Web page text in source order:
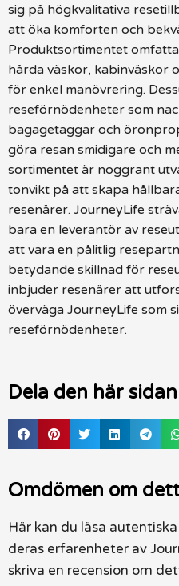
sig på högkvalitativa
att öka komforten och
Produktsortimentet
hårda väskor, kabinväskor
för enkel manövrering.
reseförnödenheter som
bagagetaggar och
göra resan smidigare och
sortimentet är noggrant
tonvikt på att skapa
resenärer. JourneyLife
bara en leverantör av
att vara en pålitlig
betydande skillnad för
inbjuder resenärer att
överväga JourneyLife som
reseförnödenheter.
Dela den här sidan
Omdömen om
Här kan du läsa
deras erfarenheter av
skriva en recension om